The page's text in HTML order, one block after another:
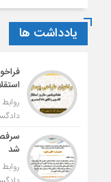
یادداشت ها
شد